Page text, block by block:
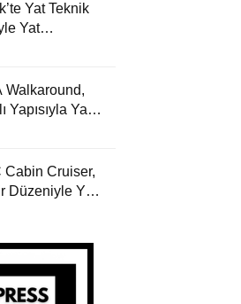
Yat Teknik
Yat
Walkaround,
Yapısıyla Yat
Cabin Cruiser,
Düzeniyle Yat